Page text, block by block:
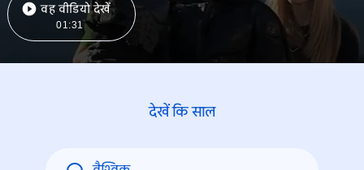
वह वीडियो देखें
01:31
देखें कि साल